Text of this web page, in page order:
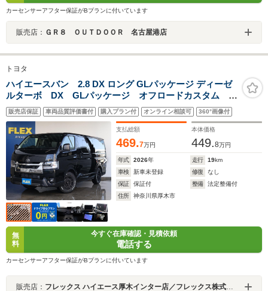
カーセンサーアフター保証がBプランに付いています
販売店： ＧＲ８ ＯＵＴＤＯＯＲ 名古屋港店
トヨタ
ハイエースバン 2.8 DX ロング GLパッケージ ディーゼ
ルターボ DX GLパッケージ オフロードカスタム 新
品オリジナルベッドキットtype2 新品オリジナルBJメキ
シカンアルミホイール 車中泊 キャンプ 休憩 街
乗り 仕事
販売店保証 車両品質評価書付 購入プラン付 オンライン相談可 360°画像付
支払総額
469.7万円
本体価格
449.8万円
年式 2026年 走行 19km
車検
新車未登録 修復
なし
保証
保証付 整備
法定整備付
住所
神奈川県厚木市
無
料
今すぐ在庫確認・見積依頼
電話する
カーセンサーアフター保証がBプランに付いています
販売店： フレックス ハイエース厚木インター店／フレックス株式会社